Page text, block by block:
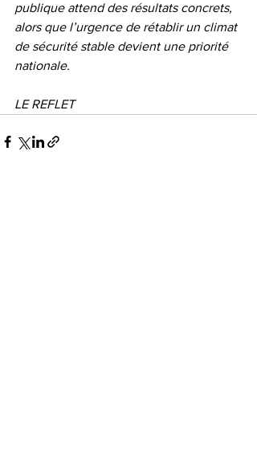
publique attend des résultats concrets,
alors que l’urgence de rétablir un climat
de sécurité stable devient une priorité
nationale.
LE REFLET